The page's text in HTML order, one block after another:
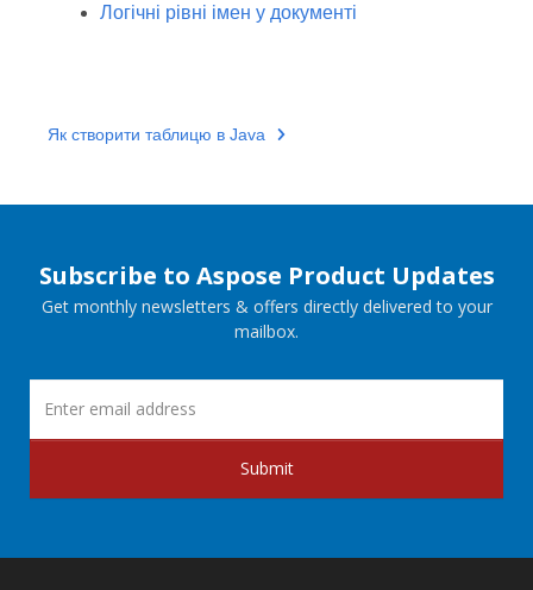
Логічні рівні імен у документі
Як створити таблицю в Java
Subscribe to Aspose Product Updates
Get monthly newsletters & offers directly delivered to your
mailbox.
Submit